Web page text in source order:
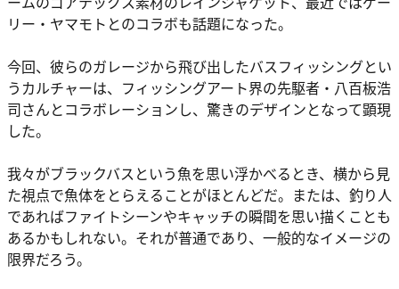
リー・ヤマモトとのコラボも話題になった。
今回、彼らのガレージから飛び出したバスフィッシングとい
うカルチャーは、フィッシングアート界の先駆者・八百板浩
司さんとコラボレーションし、驚きのデザインとなって顕現
した。
我々がブラックバスという魚を思い浮かべるとき、横から見
た視点で魚体をとらえることがほとんどだ。または、釣り人
であればファイトシーンやキャッチの瞬間を思い描くことも
あるかもしれない。それが普通であり、一般的なイメージの
限界だろう。